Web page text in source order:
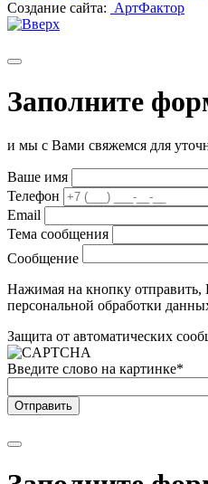
Создание сайта: АртФактор
Заполните
и мы с Вами свяжемся для
Ваше имя
Телефон
Email
Тема сообщения
Сообщение
Нажимая на кнопку отправить,
персональной обработки
Защита от автоматических
Введите слово на картинке*